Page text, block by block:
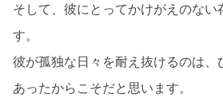
そして、彼にとってかけがえのない
す。
彼が孤独な日々を耐え抜けるのは、
あったからこそだと思います。